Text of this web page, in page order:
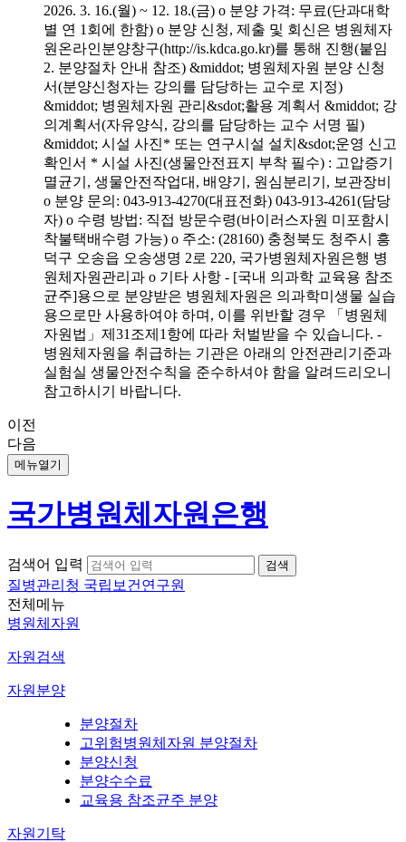
2026. 3. 16.(월) ~ 12. 18.(금) o 분양 가격: 무료(단과대학
별 연 1회에 한함) o 분양 신청, 제출 및 회신은 병원체자
원온라인분양창구(http://is.kdca.go.kr)를 통해 진행(붙임
2. 분양절차 안내 참조) &middot; 병원체자원 분양 신청
서(분양신청자는 강의를 담당하는 교수로 지정)
&middot; 병원체자원 관리&sdot;활용 계획서 &middot; 강
의계획서(자유양식, 강의를 담당하는 교수 서명 필)
&middot; 시설 사진* 또는 연구시설 설치&sdot;운영 신고
확인서 * 시설 사진(생물안전표지 부착 필수) : 고압증기
멸균기, 생물안전작업대, 배양기, 원심분리기, 보관장비
o 분양 문의: 043-913-4270(대표전화) 043-913-4261(담당
자) o 수령 방법: 직접 방문수령(바이러스자원 미포함시
착불택배수령 가능) o 주소: (28160) 충청북도 청주시 흥
덕구 오송읍 오송생명 2로 220, 국가병원체자원은행 병
원체자원관리과 o 기타 사항 - [국내 의과학 교육용 참조
균주]용으로 분양받은 병원체자원은 의과학미생물 실습
용으로만 사용하여야 하며, 이를 위반할 경우 「병원체
자원법」제31조제1항에 따라 처벌받을 수 있습니다. -
병원체자원을 취급하는 기관은 아래의 안전관리기준과
실험실 생물안전수칙을 준수하셔야 함을 알려드리오니
참고하시기 바랍니다.
이전
다음
메뉴열기
국가병원체자원은행
검색어 입력
질병관리청 국립보건연구원
전체메뉴
병원체자원
자원검색
자원분양
분양절차
고위험병원체자원 분양절차
분양신청
분양수수료
교육용 참조균주 분양
자원기탁